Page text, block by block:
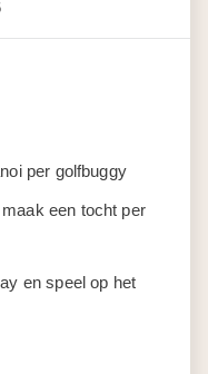
per golfbuggy
een tocht per
en speel op het